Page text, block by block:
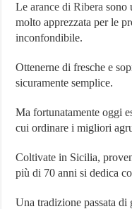
Learance di Riberasono
molto apprezzata per le
inconfondibile.
Ottenerne di fresche e
sicuramente semplice.
Ma fortunatamente oggi
cui ordinare i migliori
Coltivate in Sicilia,
più di 70 anni si dedica
Una tradizione passata di